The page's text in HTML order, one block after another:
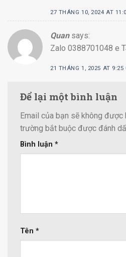
27 THÁNG 10, 2024 AT
Quan says:
Zalo 0388701048 e
21 THÁNG 1, 2025 AT 9:25
Để lại một bình luận
Email của bạn sẽ không được
trường bắt buộc được đánh
Bình luận *
Tên *